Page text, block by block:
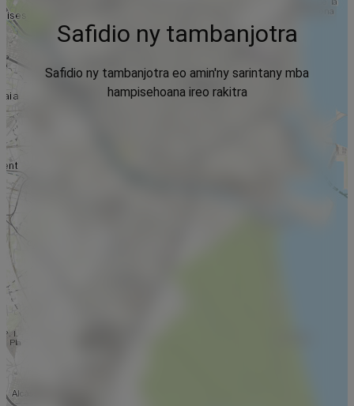
Safidio ny tambanjotra
Safidio ny tambanjotra eo amin'ny sarintany mba
hampisehoana ireo rakitra